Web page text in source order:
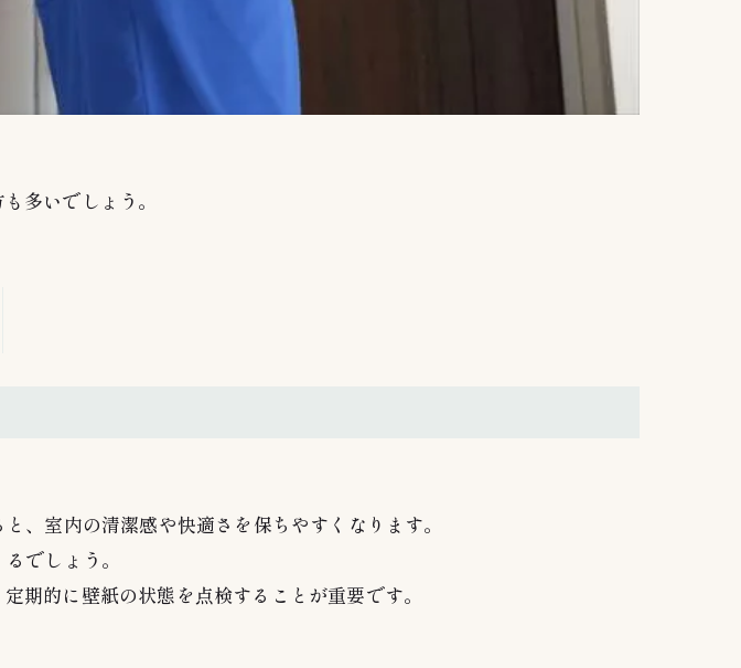
多いでしょう。
、室内の清潔感や快適さを保ちやすくなります。
でしょう。
期的に壁紙の状態を点検することが重要です。